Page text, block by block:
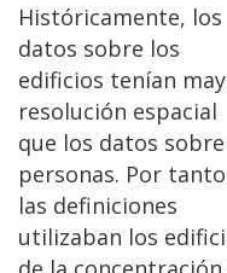
Históricamente, los
datos sobre los
edificios tenían
resolución espacial
que los datos
personas. Por
las definiciones
utilizaban los